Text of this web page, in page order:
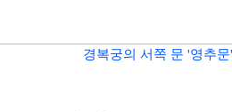
경복궁의 서쪽 문 '영추문'